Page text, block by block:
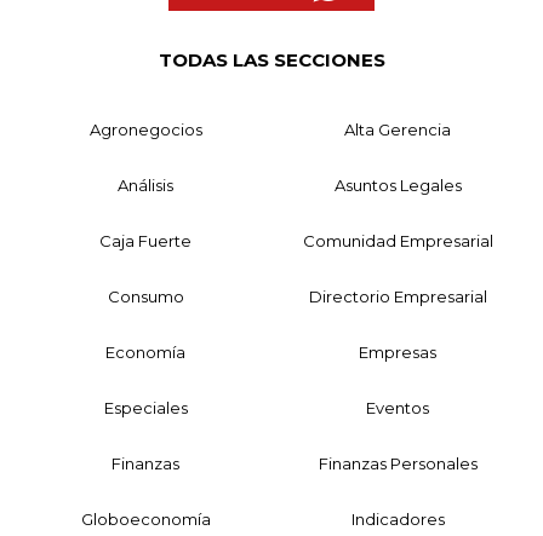
TODAS LAS SECCIONES
Agronegocios Alta Gerencia
Análisis Asuntos Legales
Caja Fuerte Comunidad Empresarial
Consumo Directorio Empresarial
Economía Empresas
Especiales Eventos
Finanzas Finanzas Personales
Globoeconomía Indicadores